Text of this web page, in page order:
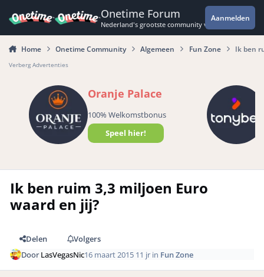
Onetime Forum
Nederland's grootste community voor de
Aanmelden
Home Onetime Community Algemeen Fun Zone Ik ben
Verberg Advertenties
Oranje Palace
100% Welkomstbonus
Speel hier!
Ik ben ruim 3,3 miljoen Euro
waard en jij?
Delen
Volgers
DoorLasVegasNic16 maart 2015 11 jr in Fun Zone